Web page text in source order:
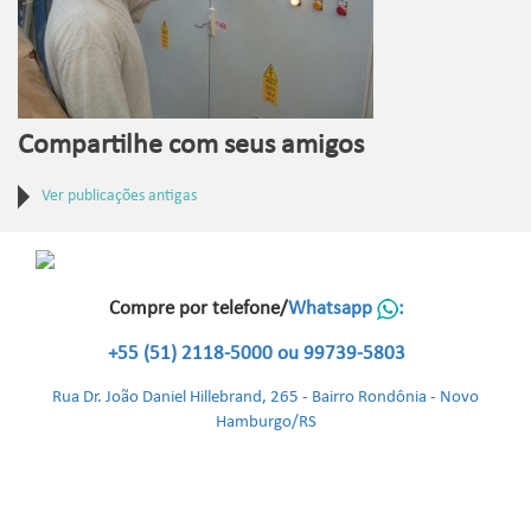
Compartilhe com seus amigos
Ver publicações antigas
Compre por telefone/Whatsapp :
+55 (51) 2118-5000 ou 99739-5803
Rua Dr. João Daniel Hillebrand, 265 - Bairro Rondônia - Novo
Hamburgo/RS